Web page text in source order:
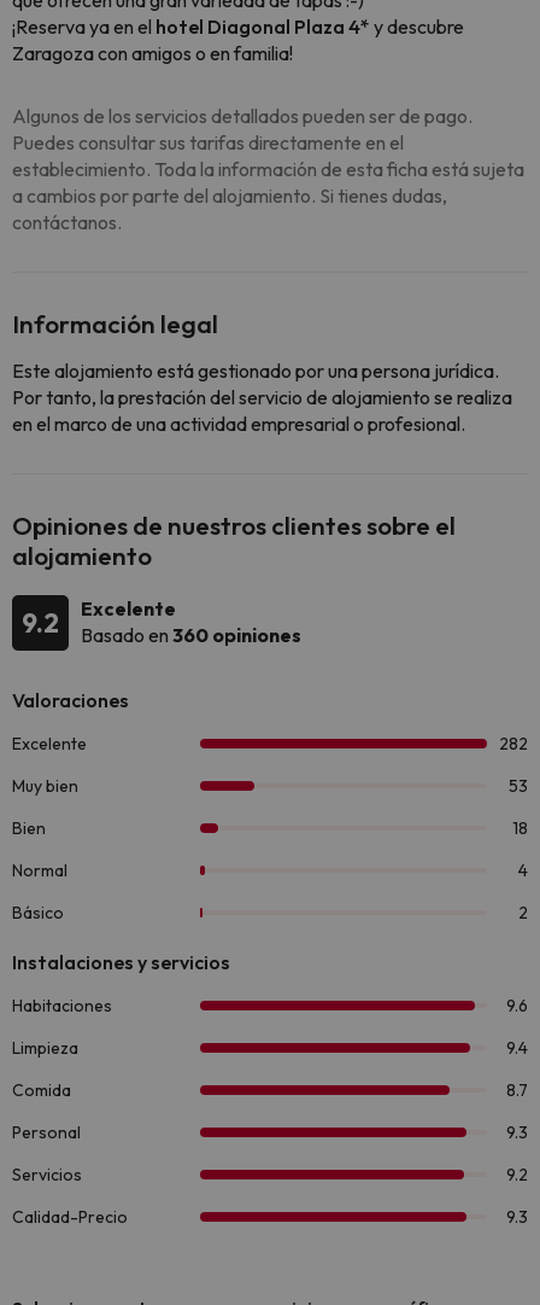
¡Reserva ya en el hotel Diagonal Plaza 4* y descubre
Zaragoza con amigos o en familia!
Algunos de los servicios detallados pueden ser de pago.
Puedes consultar sus tarifas directamente en el
establecimiento. Toda la información de esta ficha está sujeta
a cambios por parte del alojamiento. Si tienes dudas,
contáctanos.
Información legal
Este alojamiento está gestionado por una persona jurídica.
Por tanto, la prestación del servicio de alojamiento se realiza
en el marco de una actividad empresarial o profesional.
Opiniones de nuestros clientes sobre el
alojamiento
9.2
Excelente
Basado en 360 opiniones